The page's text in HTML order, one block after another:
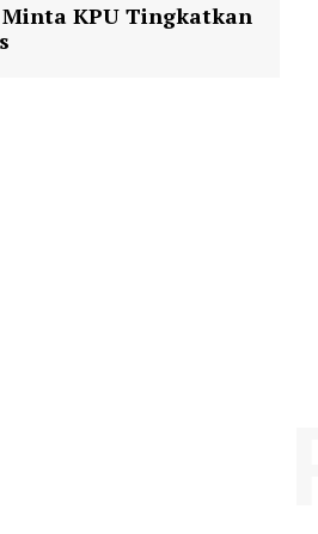
Minta KPU Tingkatkan